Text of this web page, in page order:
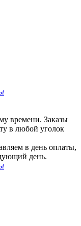
времени. Заказы
в любой уголок
в день оплаты,
день.